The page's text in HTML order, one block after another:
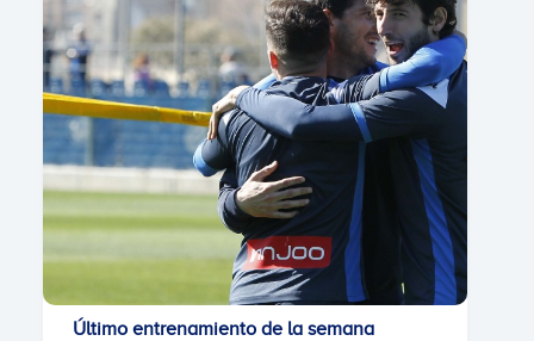
Último entrenamiento de la semana